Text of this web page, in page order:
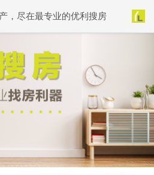
，尽在最专业的优利搜房